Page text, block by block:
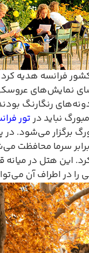
کشور فرانسه هدیه
نمایش‌های
رنگارنگ
نباید درتور
برگزار می‌شود. در
سرما محافظت
این هتل در میانه
را در اطراف آن